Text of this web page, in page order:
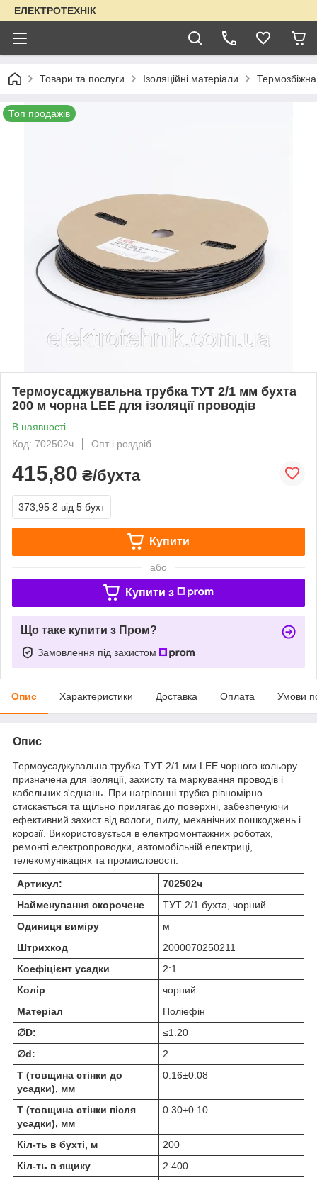
ЕЛЕКТРОТЕХНІК
Товари та послуги Ізоляційні матеріали
Топ продажів
Термоусаджувальна трубка ТУТ 2/1 мм бухта
200 м чорна LEE для ізоляції проводів
В наявності
Код: 702502ч
Опт і роздріб
415,80 ₴/бухта
373,95 ₴ від 5 бухт
Купити
або
Купити з
Що таке купити з Пром?
Замовлення під захистом
Опис Характеристики Доставка Оплата Умови
Опис
Термоусаджувальна трубка ТУТ 2/1 мм LEE чорного кольору
призначена для ізоляції, захисту та маркування проводів і
кабельних з'єднань. При нагріванні трубка рівномірно
стискається та щільно прилягає до поверхні, забезпечуючи
ефективний захист від вологи, пилу, механічних пошкоджень і
корозії. Використовується в електромонтажних роботах,
ремонті електропроводки, автомобільній електриці,
телекомунікаціях та промисловості.
Артикул:
702502ч
Найменування скорочене
ТУТ 2/1 бухта, чорний
Одиниця виміру
м
Штрихкод
2000070250211
Коефіцієнт усадки
2:1
Колір
чорний
Матеріал
Поліефін
∅D:
≤1.20
∅d:
2
T (товщина стінки до
усадки), мм
0.16±0.08
T (товщина стінки після
усадки), мм
0.30±0.10
Кіл-ть в бухті, м
200
Кіл-ть в ящику
2 400